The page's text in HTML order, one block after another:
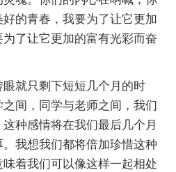
的青春，我要为了让它更加
了让它更加的富有光彩而奋
就只剩下短短几个月的时
间，同学与老师之间，我们
种感情将在我们最后几个月
我想我们都将倍加珍惜这种
着我们可以像这样一起相处